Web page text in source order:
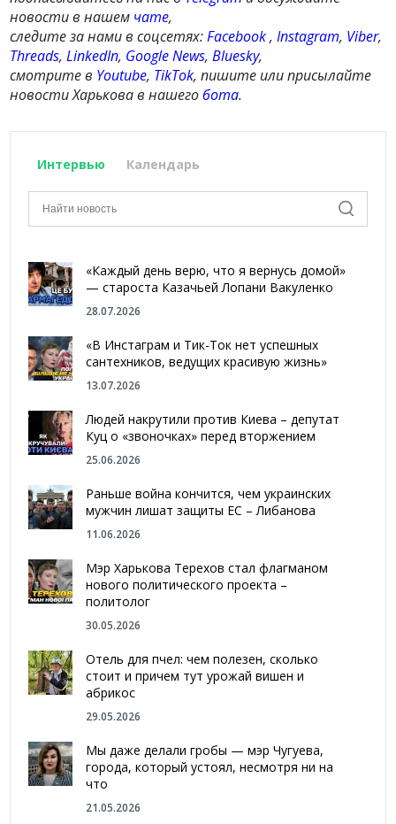
новости в нашем чате,
следите за нами в соцсетях:Facebook,Instagram, Viber,
Threads,LinkedIn, Google News,Bluesky,
смотрите в Youtube, TikTok, пишите или присылайте
новости Харькова в нашегобота.
Интервью Календарь
«Каждый день верю, что я вернусь домой»
— староста Казачьей Лопани Вакуленко
28.07.2026
«В Инстаграм и Тик-Ток нет успешных
сантехников, ведущих красивую жизнь»
13.07.2026
Людей накрутили против Киева – депутат
Куц о «звоночках» перед вторжением
25.06.2026
Раньше война кончится, чем украинских
мужчин лишат защиты ЕС – Либанова
11.06.2026
Мэр Харькова Терехов стал флагманом
нового политического проекта –
политолог
30.05.2026
Отель для пчел: чем полезен, сколько
стоит и причем тут урожай вишен и
абрикос
29.05.2026
Мы даже делали гробы — мэр Чугуева,
города, который устоял, несмотря ни на
что
21.05.2026